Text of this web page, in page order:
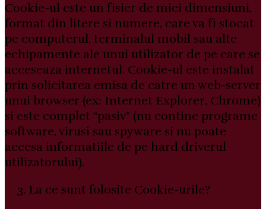
Cookie-ul este un fisier de mici dimensiuni,
format din litere si numere, care va fi stocat
pe computerul, terminalul mobil sau alte
echipamente ale unui utilizator de pe care se
acceseaza internetul. Cookie-ul este instalat
prin solicitarea emisa de catre un web-server
unui browser (ex: Internet Explorer, Chrome)
si este complet “pasiv” (nu contine programe
software, virusi sau spyware si nu poate
accesa informatiile de pe hard driverul
utilizatorului).
La ce sunt folosite Cookie-urile?